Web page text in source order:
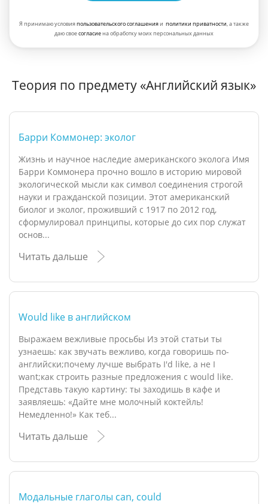
Я принимаю условияпользовательского соглашенияи политики приватности, а также
даю своесогласиена обработку моих персональных данных
Теория по предмету «Английский язык»
Барри Коммонер: эколог
Жизнь и научное наследие американского эколога Имя
Барри Коммонера прочно вошло в историю мировой
экологической мысли как символ соединения строгой
науки и гражданской позиции. Этот американский
биолог и эколог, проживший с 1917 по 2012 год,
сформулировал принципы, которые до сих пор служат
основ...
Читать дальше
Would like в английском
Выражаем вежливые просьбы Из этой статьи ты
узнаешь: как звучать вежливо, когда говоришь по-
английски;почему лучше выбрать I'd like, а не I
want;как строить разные предложения с would like.
Представь такую картину: ты заходишь в кафе и
заявляешь: «Дайте мне молочный коктейль!
Немедленно!» Как теб...
Читать дальше
Модальные глаголы can, could